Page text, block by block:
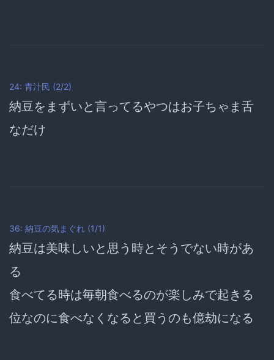
24: 青汁民 (2/2)
納豆をまずいと言ってるやつはお子ちゃま舌
なだけ
36: 納豆の気まぐれ (1/1)
納豆は美味しいと思う時とそうでない時があ
る
食べてる時は毎朝食べるのが楽しみで起きる
位なのに食べなくなると買うのも億劫になる